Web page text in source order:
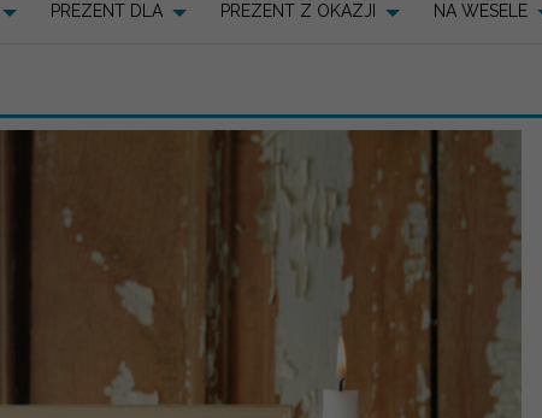
PREZENT DLA PREZENT Z OKAZJI NA WESELE